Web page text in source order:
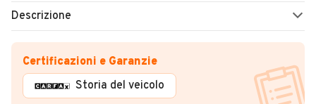
Descrizione
Certificazioni e Garanzie
Storia del veicolo